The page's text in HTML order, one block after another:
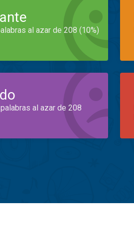
al azar de 208 (10%)
al azar de 208